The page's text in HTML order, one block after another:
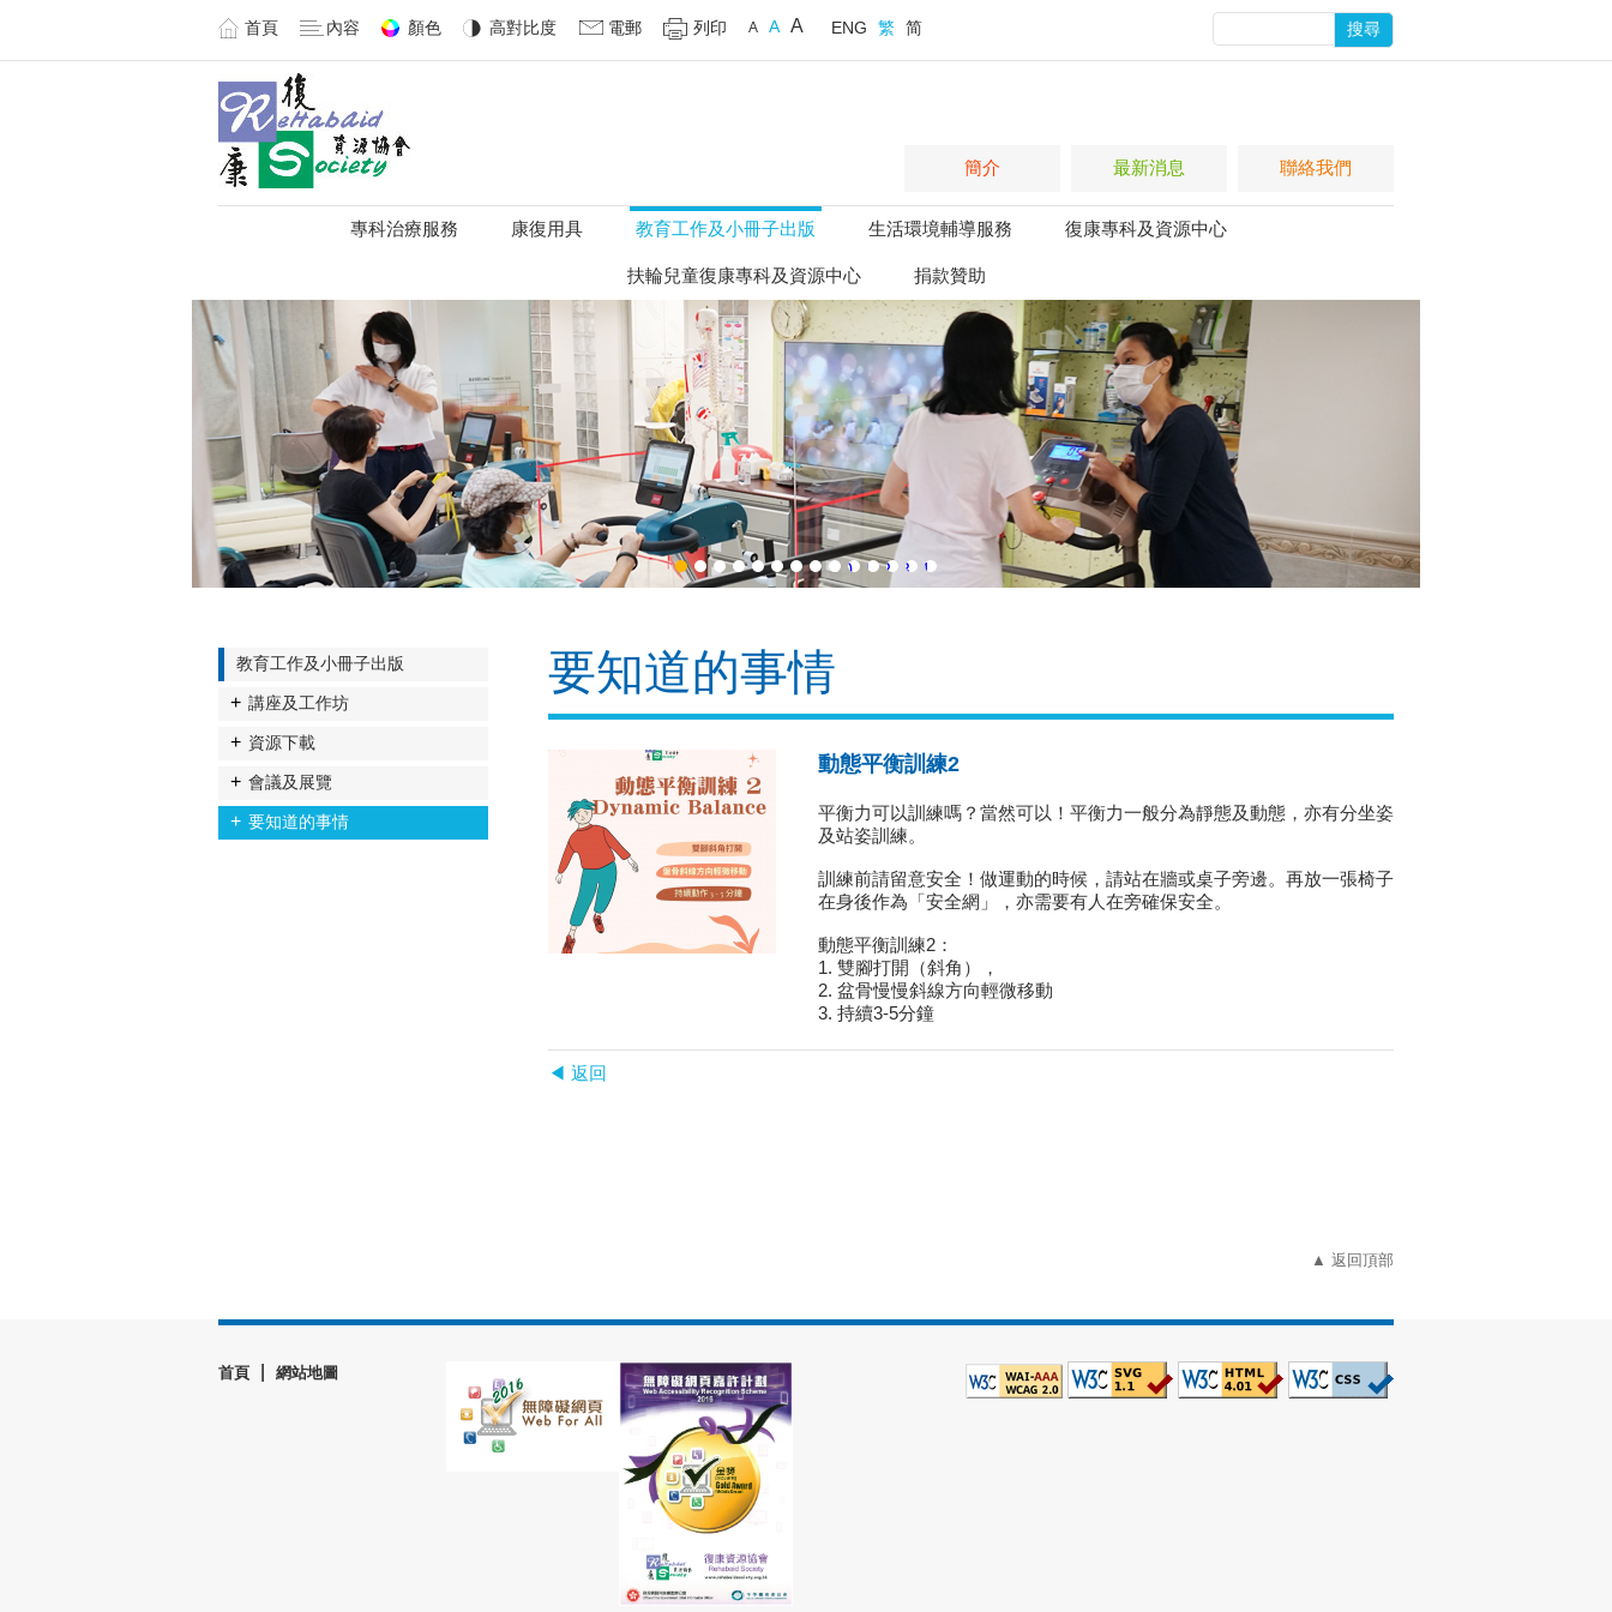
首頁 內容 顏色 高對比度 電郵 列印 A A A ENG 繁 简 搜尋
簡介 最新消息 聯絡我們
專科治療服務 康復用具 教育工作及小冊子出版 生活環境輔導服務 復康專科及資源中心
扶輪兒童復康專科及資源中心 捐款贊助
1 2 3 4 5 6 7 8 91011121314
教育工作及小冊子出版
講座及工作坊
資源下載
會議及展覽
要知道的事情
要知道的事情
動態平衡訓練2
平衡力可以訓練嗎？當然可以！平衡力一般分為靜態及動態，亦有分坐姿
及站姿訓練。
訓練前請留意安全！做運動的時候，請站在牆或桌子旁邊。再放一張椅子
在身後作為「安全網」，亦需要有人在旁確保安全。
動態平衡訓練2：
1. 雙腳打開（斜角），
2. 盆骨慢慢斜線方向輕微移動
3. 持續3-5分鐘
◀ 返回
▲ 返回頂部
首頁 網站地圖